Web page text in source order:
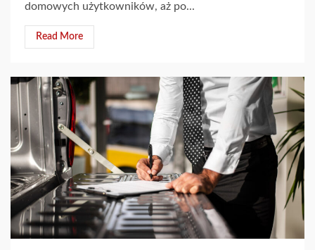
domowych użytkowników, aż po...
Read More